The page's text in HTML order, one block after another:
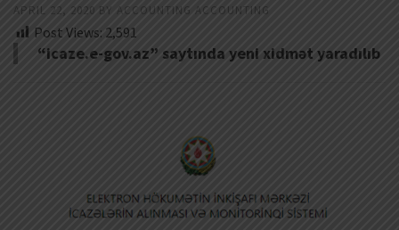
APRIL 22, 2020 BY ACCOUNTING ACCOUNTING
Post Views: 2,591
“icaze.e-gov.az” saytında yeni xidmət yaradılıb